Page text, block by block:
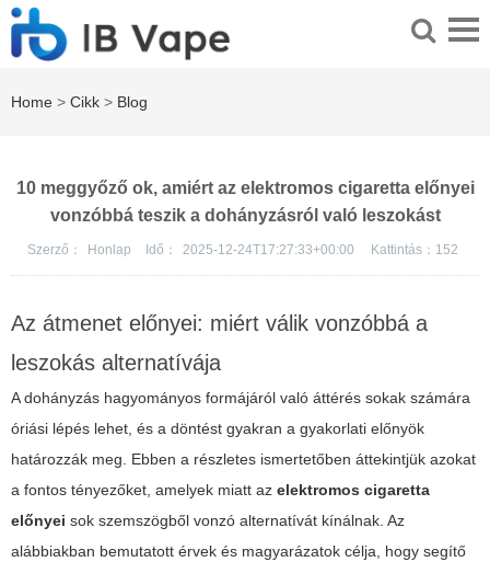
Home > Cikk > Blog
10 meggyőző ok, amiért az elektromos cigaretta előnyei
vonzóbbá teszik a dohányzásról való leszokást
Szerző： Honlap Idő： 2025-12-24T17:27:33+00:00 Kattintás： 152
Az átmenet előnyei: miért válik vonzóbbá a
leszokás alternatívája
A dohányzás hagyományos formájáról való áttérés sokak számára
óriási lépés lehet, és a döntést gyakran a gyakorlati előnyök
határozzák meg. Ebben a részletes ismertetőben áttekintjük azokat
a fontos tényezőket, amelyek miatt az elektromos cigaretta
előnyei sok szemszögből vonzó alternatívát kínálnak. Az
alábbiakban bemutatott érvek és magyarázatok célja, hogy segítő